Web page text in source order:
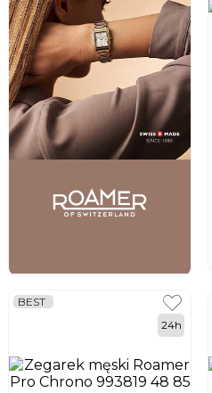
BEST
24h